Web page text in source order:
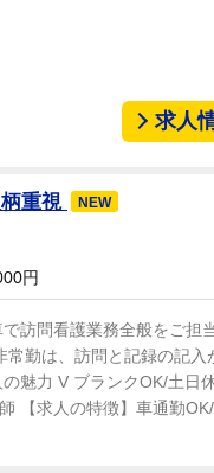
インターネットの窓だ
、カバーなるものを付
いいとの声をいただけ
求人
重視 NEW
円
訪問看護業務全般をご担
勤は、訪問と記録の記入
魅力 V ブランクOK/土日
【求人の特徴】車通勤